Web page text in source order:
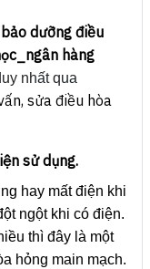
bảo dưỡng điều
hàng
nhất qua
sửa điều hòa
sử dụng.
hay mất điện khi
ngột khi có điện.
thì đây là một
hỏng main mạch.